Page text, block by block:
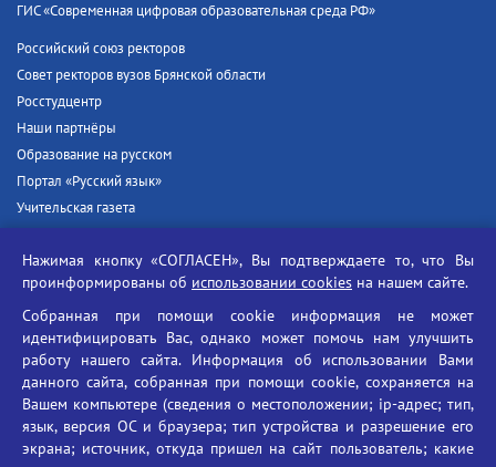
ГИС «Современная цифровая образовательная среда РФ»
Российский союз ректоров
Совет ректоров вузов Брянской области
Росстудцентр
Наши партнёры
Образование на русском
Портал «Русский язык»
Учительская газета
Единый портал государственных услуг
Противодействие угрозам информационной безопасности
Социальные ролики - Генеральная прокуратура РФ
Противодействие коррупции
БГУ против наркотиков
Брянский государственный университет
Нажимая кнопку «СОГЛАСЕН», Вы подтверждаете то, что Вы
проинформированы об использовании cookies на нашем сайте.
Собранная при помощи cookie информация не может
идентифицировать Вас, однако может помочь нам улучшить
работу нашего сайта. Информация об использовании Вами
данного сайта, собранная при помощи cookie, сохраняется на
Вашем компьютере (сведения о местоположении; ip-адрес; тип,
язык, версия ОС и браузера; тип устройства и разрешение его
экрана; источник, откуда пришел на сайт пользователь; какие